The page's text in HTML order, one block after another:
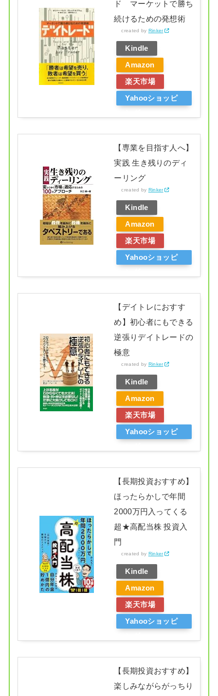
ド マーケットで勝ち
続けるための発想術
created by Rinker
Kindle
Amazon
楽天市場
Yahooショッピ
【専業を目指す人へ】
実践 生き残りのディ
ーリング
created by Rinker
Kindle
Amazon
楽天市場
Yahooショッピ
【デイトレにおすす
め】初心者にもできる
逆張りデイトレードの
極意
created by Rinker
Kindle
Amazon
楽天市場
Yahooショッピ
【長期投資おすすめ】
ほったらかしで年間
2000万円入ってくる
超★高配当株 投資入
門
created by Rinker
Kindle
Amazon
楽天市場
Yahooショッピ
【長期投資おすすめ】
楽しみながらがっちり